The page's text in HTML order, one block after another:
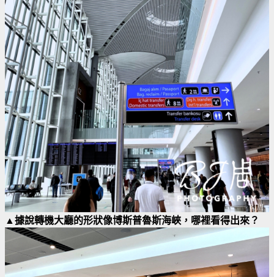
▲據說轉機大廳的形狀像博斯普魯斯海峽，哪裡看得出來？